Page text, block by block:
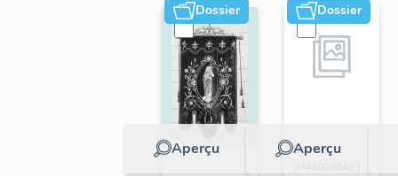
Dossier
Aperçu
Dossier
Aperçu
Dossier